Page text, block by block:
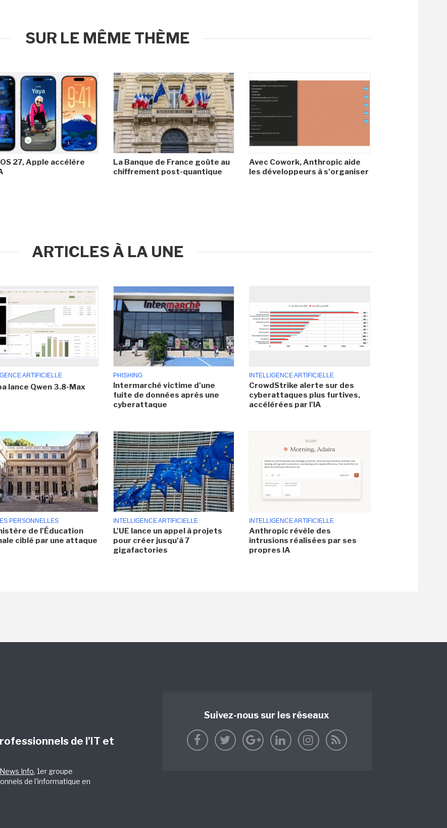
SUR LE MÊME THÈME
27, Apple accélère
La Banque de France goûte au
chiffrement post-quantique
Avec Cowork, Anthropic aide
les développeurs à s'organiser
ARTICLES À LA UNE
ARTIFICIELLE
lance Qwen 3.8-Max
PHISHING
Intermarché victime d'une
fuite de données après une
cyberattaque
INTELLIGENCE ARTIFICIELLE
CrowdStrike alerte sur des
cyberattaques plus furtives,
accélérées par l'IA
PERSONNELLES
de l'Éducation
ciblé par une attaque
INTELLIGENCE ARTIFICIELLE
L'UE lance un appel à projets
pour créer jusqu'à 7
gigafactories
INTELLIGENCE ARTIFICIELLE
Anthropic révèle des
intrusions réalisées par ses
propres IA
de l’IT et
Info, 1er groupe
de l'informatique en
Suivez-nous sur les réseaux